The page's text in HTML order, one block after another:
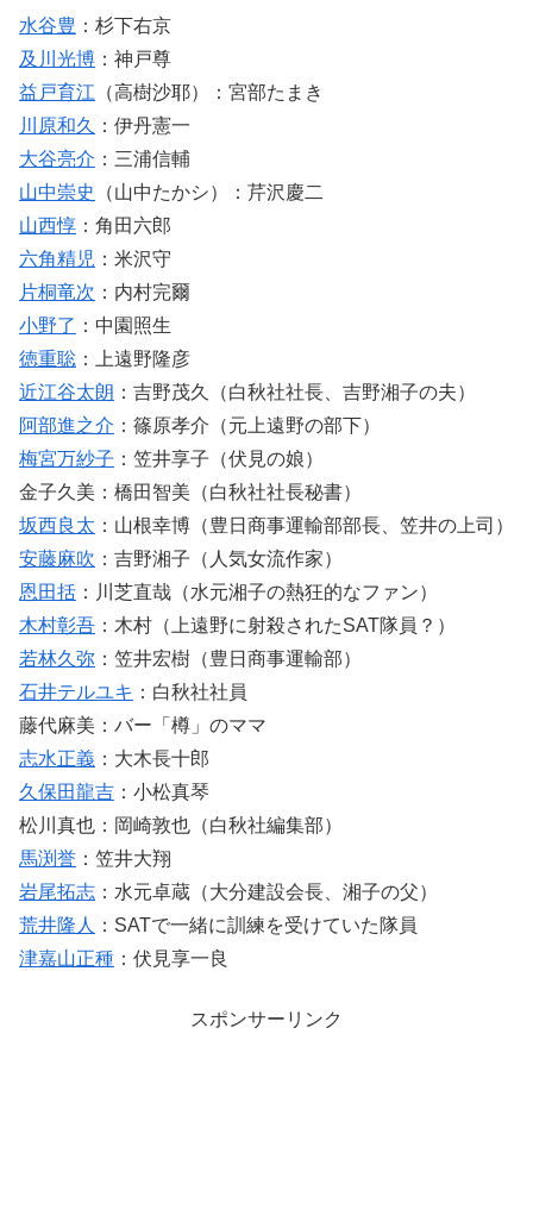
水谷豊 ：杉下右京
及川光博 ：神戸尊
益戸育江 （高樹沙耶）：宮部たまき
川原和久 ：伊丹憲一
大谷亮介 ：三浦信輔
山中崇史
（山中たかシ）：芹沢慶二
山西惇 ：角田六郎
六角精児 ：米沢守
片桐竜次 ：内村完爾
小野了 ：中園照生
徳重聡 ：上遠野隆彦
近江谷太朗 ：吉野茂久（白秋社社長、吉野湘子の夫）
阿部進之介 ：篠原孝介（元上遠野の部下）
梅宮万紗子 ：笠井享子（伏見の娘）
金子久美：橋田智美（白秋社社長秘書）
坂西良太 ：山根幸博（豊日商事運輸部部長、笠井の上司）
安藤麻吹 ：吉野湘子（人気女流作家）
恩田括 ：川芝直哉（水元湘子の熱狂的なファン）
木村彰吾 ：木村（上遠野に射殺されたSAT隊員？）
若林久弥 ：笠井宏樹（豊日商事運輸部）
石井テルユキ ：白秋社社員
藤代麻美：バー「樽」のママ
志水正義 ：大木長十郎
久保田龍吉 ：小松真琴
松川真也：岡崎敦也（白秋社編集部）
馬渕誉 ：笠井大翔
岩尾拓志 ：水元卓蔵（大分建設会長、湘子の父）
荒井隆人 ：SATで一緒に訓練を受けていた隊員
津嘉山正種 ：伏見享一良
スポンサーリンク